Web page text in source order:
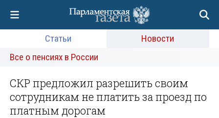
Статьи
Новости
Все о пенсиях в России
СКР предложил разрешить своим
сотрудникам не платить за проезд по
платным дорогам